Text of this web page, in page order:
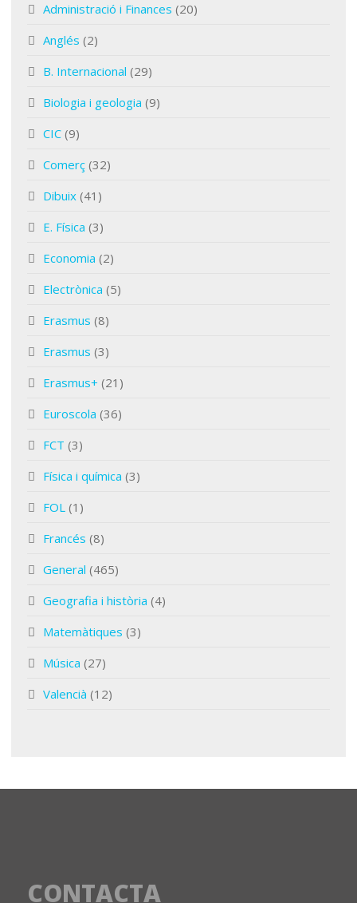
Administració i Finances (20)
Anglés (2)
B. Internacional (29)
Biologia i geologia (9)
CIC (9)
Comerç (32)
Dibuix (41)
E. Física (3)
Economia (2)
Electrònica (5)
Erasmus (8)
Erasmus (3)
Erasmus+ (21)
Euroscola (36)
FCT (3)
Física i química (3)
FOL (1)
Francés (8)
General (465)
Geografia i història (4)
Matemàtiques (3)
Música (27)
Valencià (12)
CONTACTA